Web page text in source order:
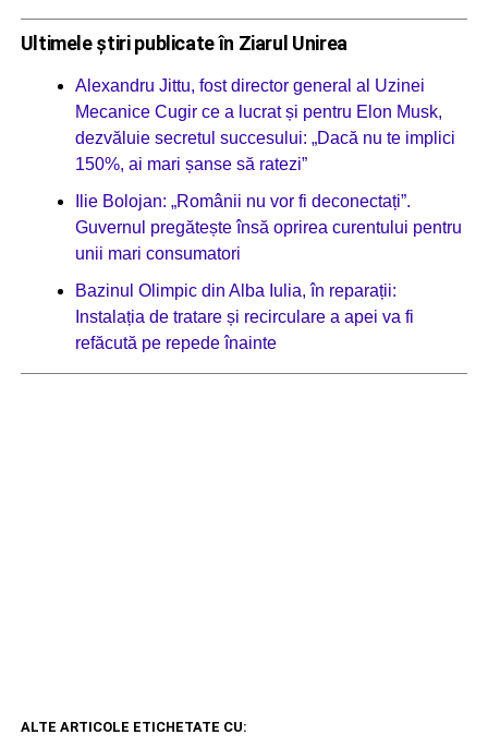
Ultimele știri publicate în Ziarul Unirea
Alexandru Jittu, fost director general al Uzinei
Mecanice Cugir ce a lucrat și pentru Elon Musk,
dezvăluie secretul succesului: „Dacă nu te implici
150%, ai mari șanse să ratezi”
Ilie Bolojan: „Românii nu vor fi deconectați”.
Guvernul pregătește însă oprirea curentului pentru
unii mari consumatori
Bazinul Olimpic din Alba Iulia, în reparații:
Instalația de tratare și recirculare a apei va fi
refăcută pe repede înainte
ALTE ARTICOLE ETICHETATE CU: